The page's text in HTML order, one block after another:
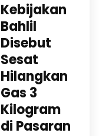
Kebijakan
Bahlil
Disebut
Sesat
Hilangkan
Gas 3
Kilogram
di Pasaran